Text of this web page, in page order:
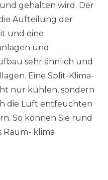
gehalten wird. Der
Aufteilung der
und eine
und
sehr ähnlich und
Eine Split-Klima-
nur kühlen, sondern
die Luft entfeuchten
So können Sie rund
Raum- klima